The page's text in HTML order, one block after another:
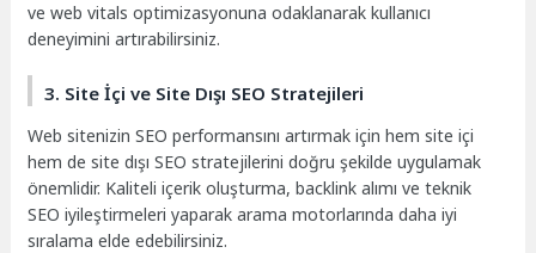
ve web vitals optimizasyonuna odaklanarak kullanıcı
deneyimini artırabilirsiniz.
3. Site İçi ve Site Dışı SEO Stratejileri
Web sitenizin SEO performansını artırmak için hem site içi
hem de site dışı SEO stratejilerini doğru şekilde uygulamak
önemlidir. Kaliteli içerik oluşturma, backlink alımı ve teknik
SEO iyileştirmeleri yaparak arama motorlarında daha iyi
sıralama elde edebilirsiniz.